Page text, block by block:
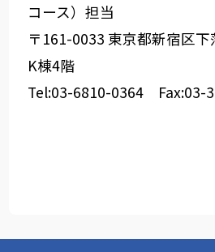
コース）担当
〒161-0033 東京都新宿区
K棟4階
Tel:03-6810-0364 Fax:03-